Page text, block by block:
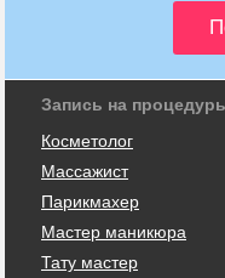
Запись на
Косметолог
Массажист
Парикмахер
Мастер маникюра
Тату мастер